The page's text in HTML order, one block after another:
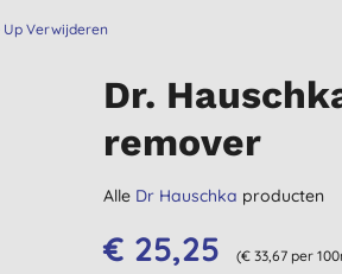
Up Verwijderen
Dr.
remover
Alle Dr Hauschka producten
€ 25,25 (€ 33,67 per